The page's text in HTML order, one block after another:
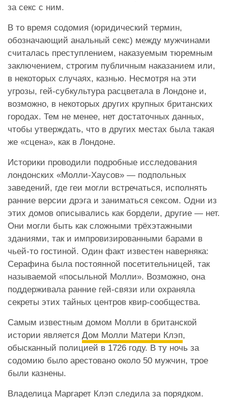
за секс с ним.
В то время содомия (юридический термин,
обозначающий анальный секс) между мужчинами
считалась преступлением, наказуемым тюремным
заключением, строгим публичным наказанием или,
в некоторых случаях, казнью. Несмотря на эти
угрозы, гей-субкультура расцветала в Лондоне и,
возможно, в некоторых других крупных британских
городах. Тем не менее, нет достаточных данных,
чтобы утверждать, что в других местах была такая
же «сцена», как в Лондоне.
Историки проводили подробные исследования
лондонских «Молли-Хаусов» — подпольных
заведений, где геи могли встречаться, исполнять
ранние версии дрэга и заниматься сексом. Одни из
этих домов описывались как бордели, другие — нет.
Они могли быть как сложными трёхэтажными
зданиями, так и импровизированными барами в
чьей-то гостиной. Один факт известен наверняка:
Серафина была постоянной посетительницей, так
называемой «посыльной Молли». Возможно, она
поддерживала ранние гей-связи или охраняла
секреты этих тайных центров квир-сообщества.
Самым известным домом Молли в британской
истории является Дом Молли Матери Клэп,
обысканный полицией в 1726 году. В ту ночь за
содомию было арестовано около 50 мужчин, трое
были казнены.
Владелица Маргарет Клэп следила за порядком.